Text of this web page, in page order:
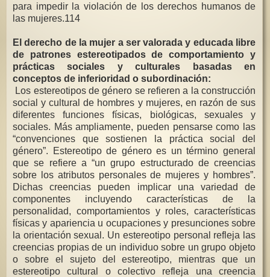
para impedir la violación de los derechos humanos de
las mujeres.114
El derecho de la mujer a ser valorada y educada libre
de patrones estereotipados de comportamiento y
prácticas sociales y culturales basadas en
conceptos de inferioridad o subordinación:
Los estereotipos de género se refieren a la construcción
social y cultural de hombres y mujeres, en razón de sus
diferentes funciones físicas, biológicas, sexuales y
sociales. Más ampliamente, pueden pensarse como las
“convenciones que sostienen la práctica social del
género”. Estereotipo de género es un término general
que se refiere a “un grupo estructurado de creencias
sobre los atributos personales de mujeres y hombres”.
Dichas creencias pueden implicar una variedad de
componentes incluyendo características de la
personalidad, comportamientos y roles, características
físicas y apariencia u ocupaciones y presunciones sobre
la orientación sexual. Un estereotipo personal refleja las
creencias propias de un individuo sobre un grupo objeto
o sobre el sujeto del estereotipo, mientras que un
estereotipo cultural o colectivo refleja una creencia